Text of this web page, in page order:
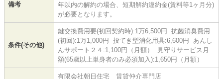
備考
年以内の解約の場合、短期解約違約金(賃料等1ヶ月分)
が必要となります。
条件(その他)
鍵交換費用要(初回契約時):1万6,500円 抗菌消臭費用
(初回):1万1,000円 投てき型消化用具:6,600円 あんし
んサポート２４:1,100円（月額） 見守りサービス月
額(65歳以上単身者のみ必須加入):1,650円（月額）
有限会社朝日住宅 賃貸仲介専門店